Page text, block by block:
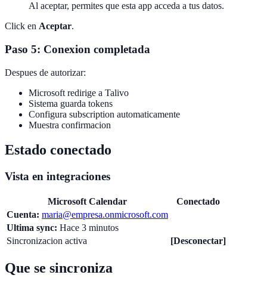
Al aceptar, permites que esta app acceda a tus datos.
Click en Aceptar.
Paso 5: Conexion completada
Despues de autorizar:
Microsoft redirige a Talivo
Sistema guarda tokens
Configura subscription automaticamente
Muestra confirmacion
Estado conectado
Vista en integraciones
Microsoft Calendar
Conectado
Cuenta: maria@empresa.onmicrosoft.com
Ultima sync: Hace 3 minutos
Sincronizacion activa
[Desconectar]
Que se sincroniza